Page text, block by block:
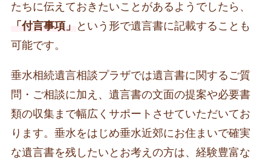
たちに伝えておきたいことがあるようでしたら、
「付言事項」
という形で遺言書に記載することも
可能です。
垂水相続遺言相談プラザでは遺言書に関するご質
問・ご相談に加え、遺言書の文面の提案や必要書
類の収集まで幅広くサポートさせていただいてお
ります。垂水をはじめ垂水近郊にお住まいで確実
な遺言書を残したいとお考えの方は、経験豊富な